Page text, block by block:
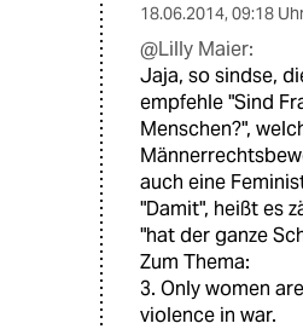
18.06.2014, 09:18
@Lilly Maier:
Jaja, so sindse,
empfehle "Sind
Menschen?",
auch eine
"Damit", heißt es
"hat der ganze
Zum Thema:
3. Only women
violence in war.